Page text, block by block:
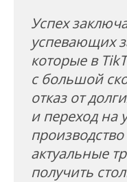
Успех
успевающих
которые в
с большой
отказ от
и переход на
актуальные
получить